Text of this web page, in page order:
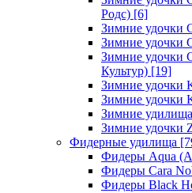
Родс) [6]
Зимние удочки
Зимние удочки
Зимние удочки
Культур) [19]
Зимние удочки
Зимние удочки
Зимние
Зимние удочки
Фидерные удилища
Фидеры Aqua
Фидеры Cara
Фидеры Black